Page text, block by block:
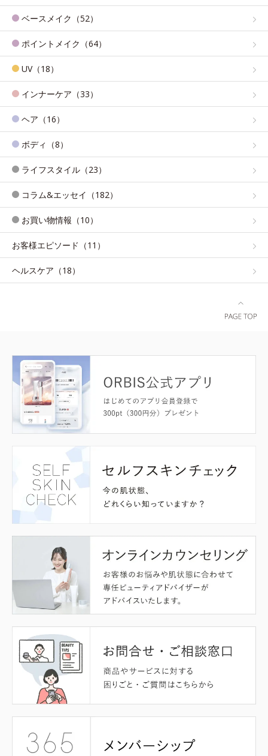
ベースメイク（52）
ポイントメイク（64）
UV（18）
インナーケア（33）
ヘア（16）
ボディ（8）
ライフスタイル（23）
コラム&エッセイ（182）
お買い物情報（10）
お客様エピソード（11）
ヘルスケア（18）